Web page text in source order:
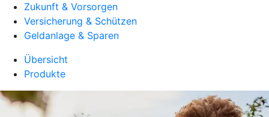
Zukunft & Vorsorgen
Versicherung & Schützen
Geldanlage & Sparen
Übersicht
Produkte